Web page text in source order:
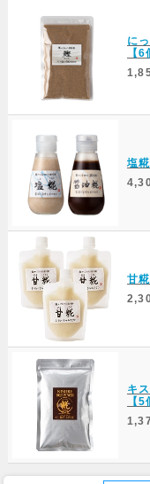
に
【
塩
甘
キ
【